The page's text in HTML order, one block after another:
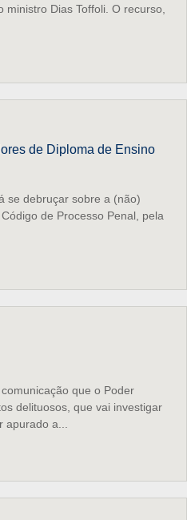
ministro Dias Toffoli. O recurso,
de Diploma de Ensino
se debruçar sobre a (não)
de Processo Penal, pela
que o Poder
delituosos, que vai investigar
apurado a...